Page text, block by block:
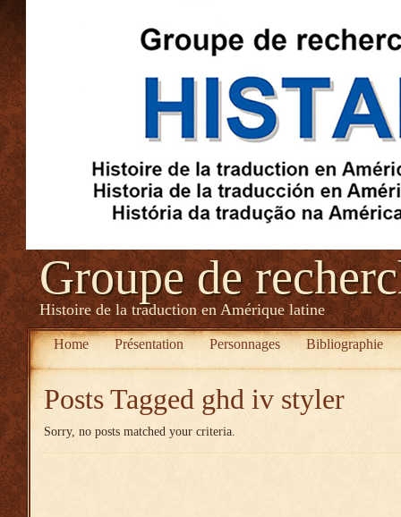
Groupe de
Histoire de la traduction en Amérique latine
Home Présentation Personnages Bibliographie
Posts Tagged ghd iv styler
Sorry, no posts matched your criteria.